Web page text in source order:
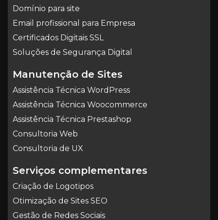
Domínio para site
Email profissional para Empresa
Certificados Digitais SSL
Soluções de Segurança Digital
Manutenção de Sites
Assistência Técnica WordPress
Assistência Técnica Woocommerce
Assistência Técnica Prestashop
Consultoria Web
Consultoria de UX
Serviços complementares
Criação de Logotipos
Otimização de Sites SEO
Gestão de Redes Sociais